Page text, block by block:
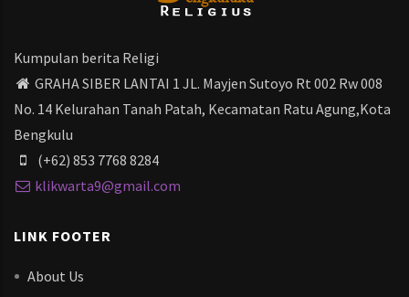
Kumpulan berita Religi
GRAHA SIBER LANTAI 1 JL. Mayjen Sutoyo Rt 002 Rw 008
No. 14 Kelurahan Tanah Patah, Kecamatan Ratu Agung,Kota
Bengkulu
(+62) 853 7768 8284
klikwarta9@gmail.com
LINK FOOTER
About Us